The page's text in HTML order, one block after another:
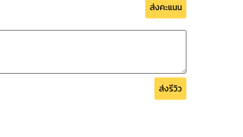
ส่งคะแนน
ส่งรีวิว